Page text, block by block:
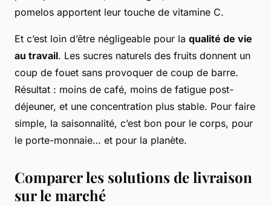
pomelos apportent leur touche de vitamine C.
Et c’est loin d’être négligeable pour la qualité de vie
au travail. Les sucres naturels des fruits donnent un
coup de fouet sans provoquer de coup de barre.
Résultat : moins de café, moins de fatigue post-
déjeuner, et une concentration plus stable. Pour faire
simple, la saisonnalité, c’est bon pour le corps, pour
le porte-monnaie… et pour la planète.
Comparer les solutions de livraison
sur le marché